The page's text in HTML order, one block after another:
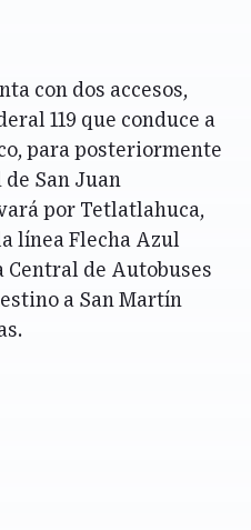
con dos accesos,
119 que conduce a
para posteriormente
San Juan
por Tetlatlahuca,
línea Flecha Azul
Central de Autobuses
a San Martín